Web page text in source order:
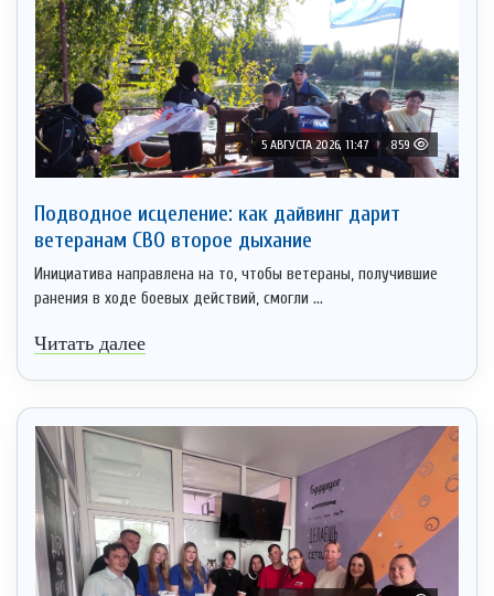
5 АВГУСТА 2026, 11:47 859
Подводное исцеление: как дайвинг дарит
ветеранам СВО второе дыхание
Инициатива направлена на то, чтобы ветераны, получившие
ранения в ходе боевых действий, смогли ...
Читать далее